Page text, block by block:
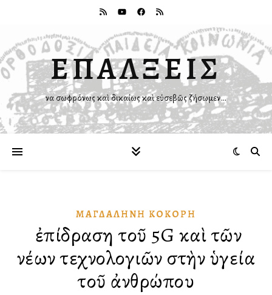
ΕΠΑΛΞΕΙΣ
Ἵνα σωφρόνως καὶ δικαίως καὶ εὐσεβῶς ζήσωμεν…
ΜΑΓΔΑΛΗΝΉ ΚΌΚΟΡΗ
Ἡ ἐπίδραση τοῦ 5G καὶ τῶν
νέων τεχνολογιῶν στὴν ὑγεία
τοῦ ἀνθρώπου